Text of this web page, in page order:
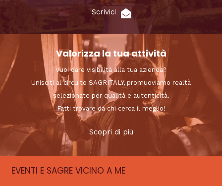
Scrivici
Valorizza la tua attività
Vuoi dare visibilità alla tua azienda?
Unisciti al circuito SAGRITALY, promuoviamo realtà
selezionate per qualità e autenticità.
Fatti trovare da chi cerca il meglio!
Scopri di più
EVENTI E SAGRE VICINO A ME